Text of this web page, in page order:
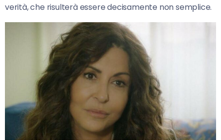
verità, che risulterà essere decisamente non semplice.